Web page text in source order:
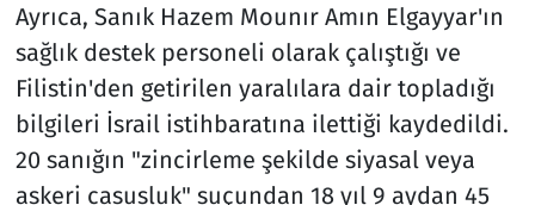
Ayrıca, Sanık Hazem Mounır Amın Elgayyar'ın
sağlık destek personeli olarak çalıştığı ve
Filistin'den getirilen yaralılara dair topladığı
bilgileri İsrail istihbaratına ilettiği kaydedildi.
20 sanığın "zincirleme şekilde siyasal veya
askeri casusluk" suçundan 18 yıl 9 aydan 45